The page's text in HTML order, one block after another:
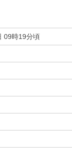
09時19分頃